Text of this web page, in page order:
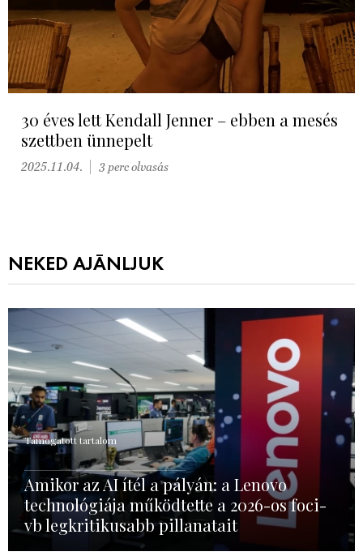
30 éves lett Kendall Jenner – ebben a mesés
szettben ünnepelt
2025.11.04. 3 perc olvasás
NEKED AJÁNLJUK
Támogatott tartalom
Amikor az AI ítél a pályán: a Lenovo
technológiája működtette a 2026-os foci-
vb legkritikusabb pillanatait